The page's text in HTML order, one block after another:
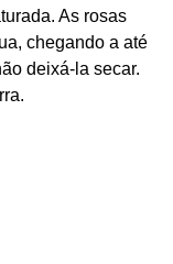
As rosas
chegando a até
deixá-la secar.